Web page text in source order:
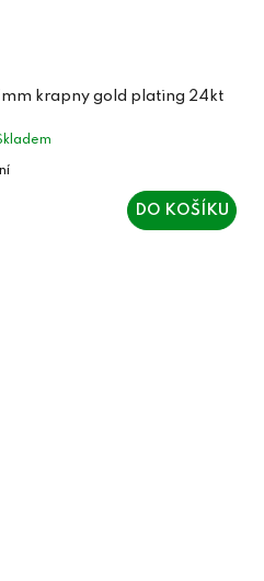
krapny gold plating 24kt
DO KOŠÍKU